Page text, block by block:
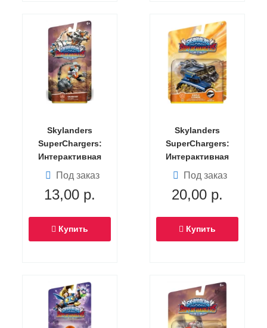
Skylanders
SuperChargers:
Интерактивная
фигурка Smash Hit
(Скайлендер-
суперзаряд)
Под заказ
13,00 р.
Купить
Skylanders
SuperChargers:
Интерактивная
фигурка Shield
Striker (машина)
Под заказ
20,00 р.
Купить